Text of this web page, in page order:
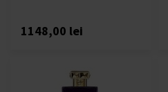
1148,00 lei